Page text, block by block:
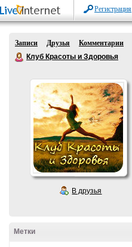
Регистрация
Записи Друзья
Комментарии
Клуб Красоты и Здоровья
В друзья
Метки